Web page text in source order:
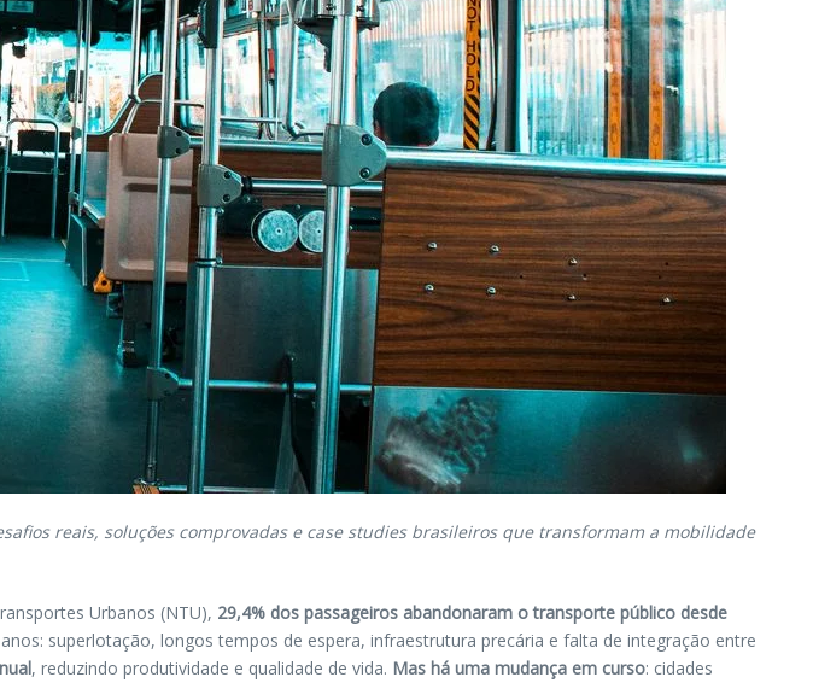
reais, soluções comprovadas e case studies brasileiros que transformam a mobilidade
Urbanos (NTU), 29,4% dos passageiros abandonaram o transporte público desde
superlotação, longos tempos de espera, infraestrutura precária e falta de integração entre
, reduzindo produtividade e qualidade de vida. Mas há uma mudança em curso: cidades